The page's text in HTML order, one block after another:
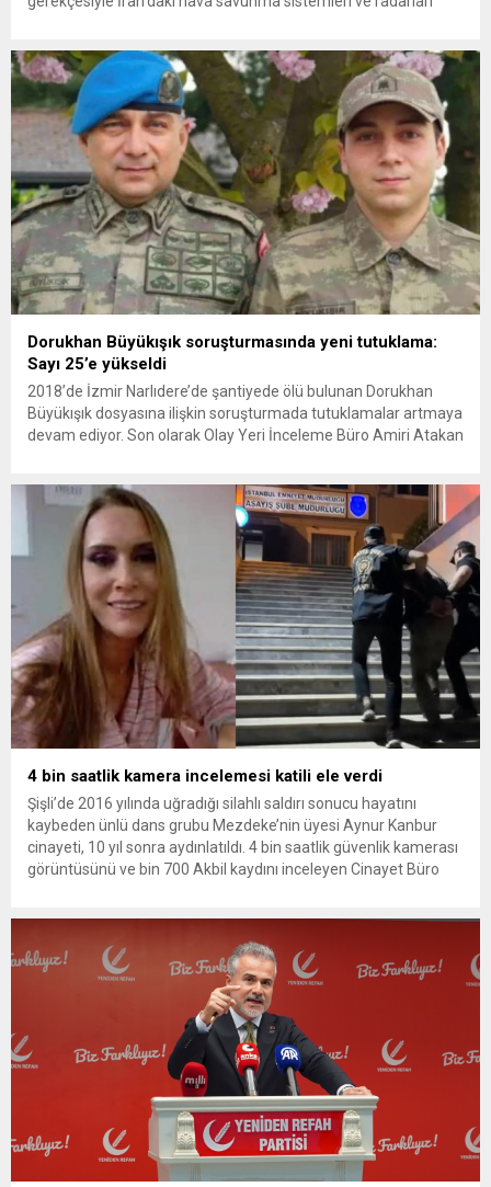
yeni bir ABD saldırısına anında yanıt verileceğini duyurdu....
Dorukhan Büyükışık soruşturmasında yeni tutuklama:
Sayı 25’e yükseldi
2018’de İzmir Narlıdere’de şantiyede ölü bulunan Dorukhan
Büyükışık dosyasına ilişkin soruşturmada tutuklamalar artmaya
devam ediyor. Son olarak Olay Yeri İnceleme Büro Amiri Atakan
bulunan Dorukhan Büyükışık’a ilişkin yeniden açılan
soruşturmada tutuklamalar genişliyor. Son olarak dönemin...
4 bin saatlik kamera incelemesi katili ele verdi
Şişli’de 2016 yılında uğradığı silahlı saldırı sonucu hayatını
kaybeden ünlü dans grubu Mezdeke’nin üyesi Aynur Kanbur
cinayeti, 10 yıl sonra aydınlatıldı. 4 bin saatlik güvenlik kamerası
görüntüsünü ve bin 700 Akbil kaydını inceleyen Cinayet Büro